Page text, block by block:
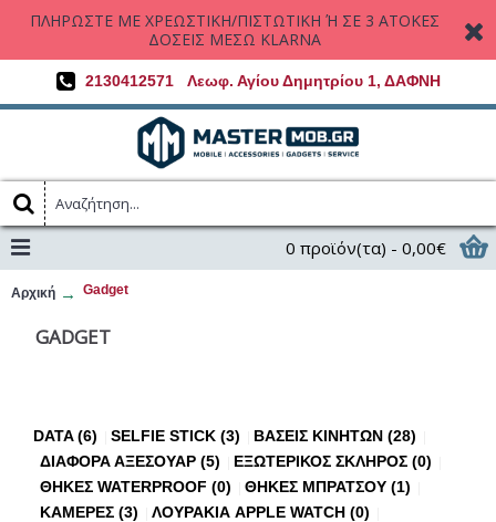
ΠΛΗΡΩΣΤΕ ΜΕ ΧΡΕΩΣΤΙΚΗ/ΠΙΣΤΩΤΙΚΗ Ή ΣΕ 3 ΑΤΟΚΕΣ
ΔΟΣΕΙΣ ΜΕΣΩ KLARNA
2130412571 Λεωφ. Αγίου Δημητρίου 1, ΔΑΦΝΗ
0 προϊόν(τα) - 0,00€
Αρχική Gadget
GADGET
DATA (6) SELFIE STICK (3)
ΒΑΣΕΙΣ ΚΙΝΗΤΩΝ (28)
ΔΙΑΦΟΡΑ ΑΞΕΣΟΥΑΡ (5)
ΕΞΩΤΕΡΙΚΟΣ ΣΚΛΗΡΟΣ (0)
ΘΗΚΕΣ WATERPROOF (0)
ΘΗΚΕΣ ΜΠΡΑΤΣΟΥ (1)
ΚΑΜΕΡΕΣ (3)
ΛΟΥΡΑΚΙΑ APPLE WATCH (0)